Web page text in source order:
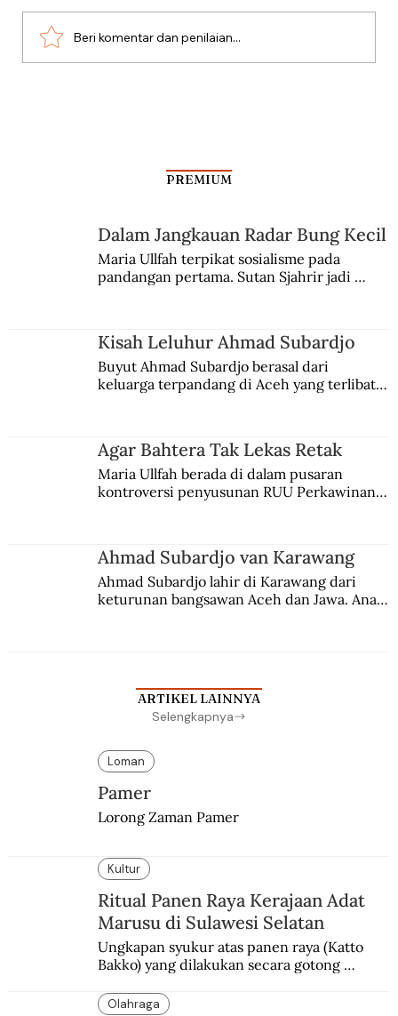
Misteri Gunung Kawi
Beri komentar dan penilaian...
PREMIUM
Dalam Jangkauan Radar Bung Kecil
Maria Ullfah terpikat sosialisme pada
pandangan pertama. Sutan Sjahrir jadi
Kisah Leluhur Ahmad Subardjo
Buyut Ahmad Subardjo berasal dari
keluarga terpandang di Aceh yang terlibat
Agar Bahtera Tak Lekas Retak
Maria Ullfah berada di dalam pusaran
kontroversi penyusunan RUU Perkawinan.
Ahmad Subardjo van Karawang
Ahmad Subardjo lahir di Karawang dari
keturunan bangsawan Aceh dan Jawa. Anak
ARTIKEL LAINNYA
Selengkapnya
Loman
Pamer
Lorong Zaman Pamer
Kultur
Ritual Panen Raya Kerajaan Adat
Marusu di Sulawesi Selatan
Ungkapan syukur atas panen raya (Katto
Bakko) yang dilakukan secara gotong
Olahraga